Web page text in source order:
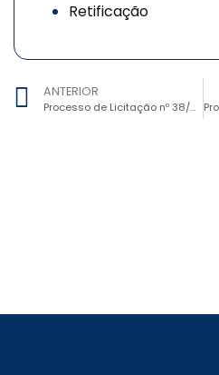
Retificação
ANTERIOR
Processo de Licitação nº 38/2023, Dispensa de Licitação nº 25/2023 – Contratação de Assessoria de Comunicação